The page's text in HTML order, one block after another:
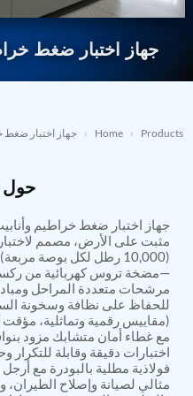
and Distribution
Test Facility
Bench
Test Rig
Controlled Dv Test
For Panel
Lhb Coaches
500 LPM
200 LPM
جهاز اختبار ضغط
Home › Products
› جهاز اختبار ضغط
حول
جهاز اختبار ضغط خراطيم
(10,000 رطل لكل بوصة
—مضخة تروس كهربائية من
مرشحات متعددة المراحل
للحفاظ على نظافة وسخونة
(مقاييس رقمية وتماثلية،
مع غطاء أمان متشابك مزود
اختبارات دقيقة وقابلة
فولاذية مطلية بالبودرة مع
مثالي لصيانة وإصلاح الطيران،
A QUOTE